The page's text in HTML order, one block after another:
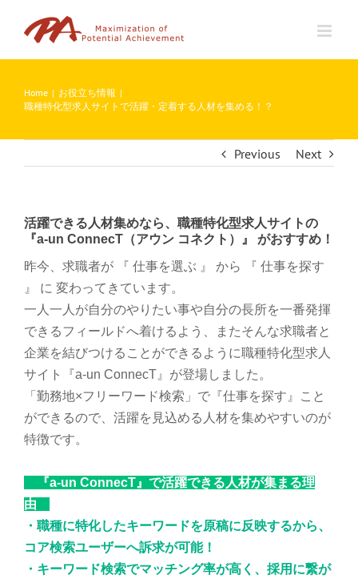
Home | お役立ち情報 |
職種特化型求人サイトで活躍・定着する人材を集める！？
Previous Next
活躍できる人材集めなら、職種特化型求人サイトの
『a-un ConnecT（アウン コネクト）』 がおすすめ！
昨今、求職者が 『 仕事を選ぶ 』 から 『 仕事を探す
』 に 変わってきています。
一人一人が自分のやりたい事や自分の長所を一番発揮
できるフィールドへ着けるよう、またそんな求職者と
企業を結びつけることができるように職種特化型求人
サイト『a-un ConnecT』が登場しました。
「勤務地×フリーワード検索」で『仕事を探す』こと
ができるので、活躍を見込める人材を集めやすいのが
特徴です。
『a-un ConnecT』で活躍できる人材が集まる理
由
・職種に特化したキーワードを原稿に反映するから、
コア検索ユーザーへ訴求が可能！
・キーワード検索でマッチング率が高く、採用に繋が